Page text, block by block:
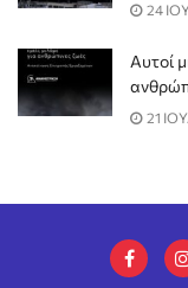
24
Αυτοί
21